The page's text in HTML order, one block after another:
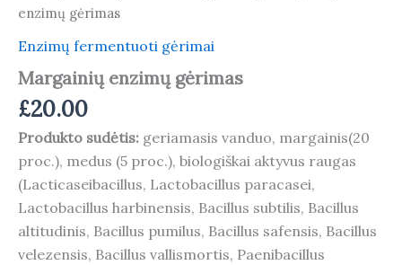
enzimų gėrimas
Enzimų fermentuoti gėrimai
Margainių enzimų gėrimas
£20.00
Produkto sudėtis: geriamasis vanduo, margainis(20
proc.), medus (5 proc.), biologiškai aktyvus raugas
(Lacticaseibacillus, Lactobacillus paracasei,
Lactobacillus harbinensis, Bacillus subtilis, Bacillus
altitudinis, Bacillus pumilus, Bacillus safensis, Bacillus
velezensis, Bacillus vallismortis, Paenibacillus